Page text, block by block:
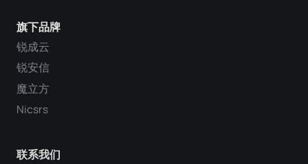
旗下品牌
锐成云
锐安信
魔立方
Nicsrs
联系我们